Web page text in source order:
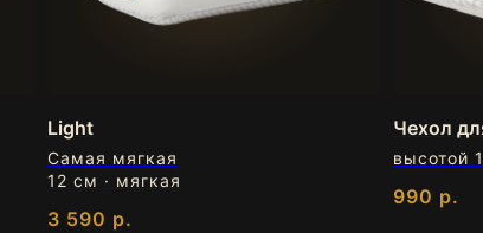
Light
Самая мягкая
12 см · мягкая
3 590 р.
Чехол
высотой
990 р.